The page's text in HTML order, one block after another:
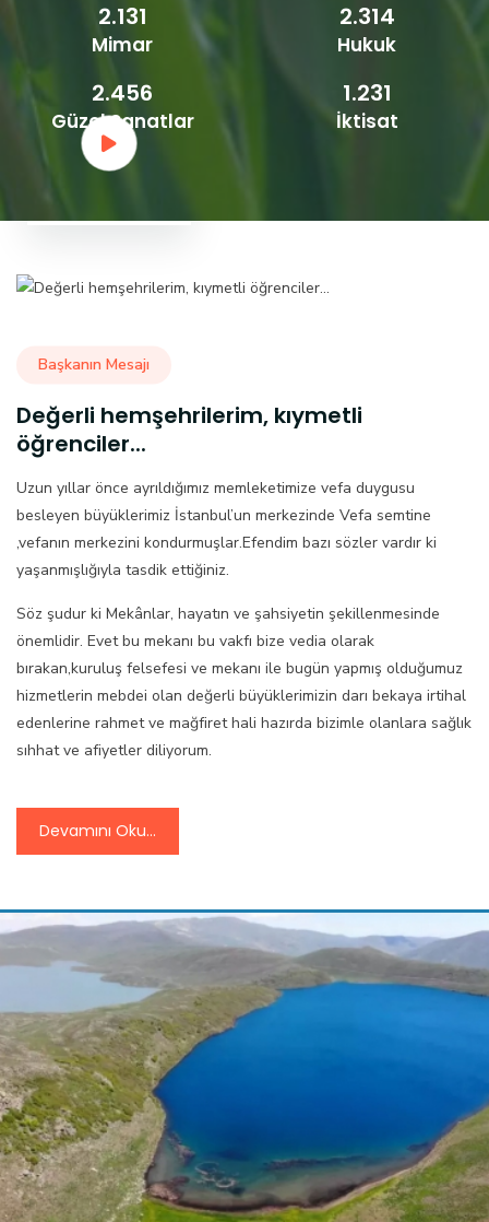
2.131
Mimar
2.314
Hukuk
2.456
Güzel Sanatlar
1.231
İktisat
Başkanın Mesajı
Değerli hemşehrilerim, kıymetli
öğrenciler...
Uzun yıllar önce ayrıldığımız memleketimize vefa duygusu
besleyen büyüklerimiz İstanbul’un merkezinde Vefa semtine
,vefanın merkezini kondurmuşlar.Efendim bazı sözler vardır ki
yaşanmışlığıyla tasdik ettiğiniz.
Söz şudur ki Mekânlar, hayatın ve şahsiyetin şekillenmesinde
önemlidir. Evet bu mekanı bu vakfı bize vedia olarak
bırakan,kuruluş felsefesi ve mekanı ile bugün yapmış olduğumuz
hizmetlerin mebdei olan değerli büyüklerimizin darı bekaya irtihal
edenlerine rahmet ve mağfiret hali hazırda bizimle olanlara sağlık
sıhhat ve afiyetler diliyorum.
Devamını Oku...